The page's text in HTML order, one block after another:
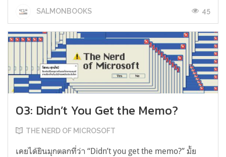
SALMONBOOKS 45
03: Didn’t You Get the Memo?
THE NERD OF MICROSOFT
เคยได้ยินมุกตลกที่ว่า “Didn’t you get the memo?” มั้ย